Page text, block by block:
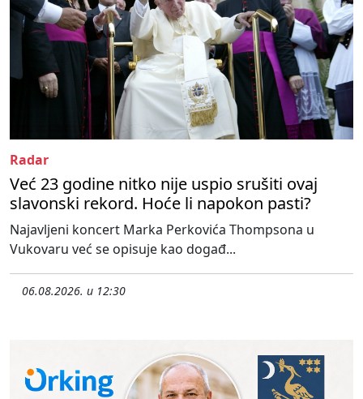
Radar
Već 23 godine nitko nije uspio srušiti ovaj
slavonski rekord. Hoće li napokon pasti?
Najavljeni koncert Marka Perkovića Thompsona u
Vukovaru već se opisuje kao događ...
06.08.2026. u 12:30